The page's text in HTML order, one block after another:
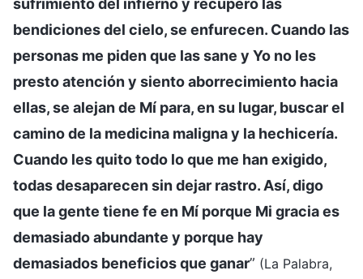
bendiciones del cielo, se enfurecen. Cuando las
personas me piden que las sane y Yo no les
presto atención y siento aborrecimiento hacia
ellas, se alejan de Mí para, en su lugar, buscar el
camino de la medicina maligna y la hechicería.
Cuando les quito todo lo que me han exigido,
todas desaparecen sin dejar rastro. Así, digo
que la gente tiene fe en Mí porque Mi gracia es
demasiado abundante y porque hay
demasiados beneficios que ganar” (La Palabra,